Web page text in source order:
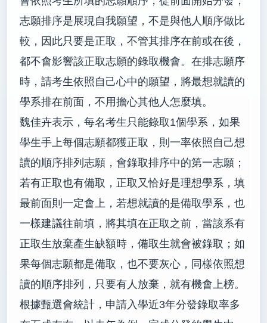
志願排序是展現自我願望，不是與他人順序做比
較，因此只要是正取，不管其排序在前或在後，
都不會影響該正取志願的錄取機會。在排志願序
時，請考生依照自己心中的願望，將最想就讀的
學系排在前面，不用擔心其他人怎麼填。
魏佳卉表示，每名考生只能錄取1個學系，如果
學生手上每個志願都獲正取，則一率依照自己想
讀的順序排列志願，會錄取排序中的第一志願；
若有正取也有備取，正取又恰好是理想學系，填
最前面則一定會上，若想就讀的是備取學系，也
一樣建議往前填，將其填在正取之前，當該系有
正取生放棄產生缺額時，備取生就會被錄取；如
果每個志願都是備取，也不要灰心，同樣依照想
讀的順序排列，只要有人放棄，就有機會上榜。
根據甄選會統計，申請入學近3年分發錄取率多